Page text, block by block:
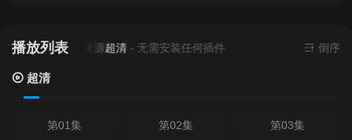
播放列表
当前资源来源 超清- 无需安装任何插件 倒序
超清
第01集 第02集 第03集